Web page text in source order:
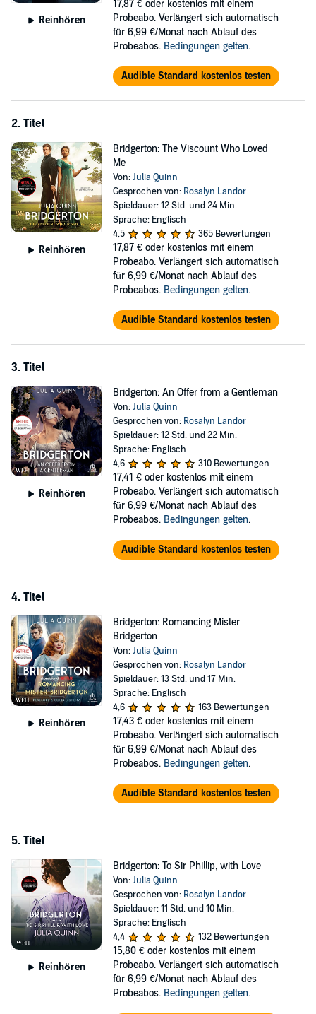
Reinhören
17,87 € oder kostenlos mit einem
Probeabo. Verlängert sich automatisch
für 6,99 €/Monat nach Ablauf des
Probeabos. Bedingungen gelten.
Audible Standard kostenlos testen
2. Titel
Reinhören
Bridgerton: The Viscount Who Loved
Me
Von:Julia Quinn
Gesprochen von: Rosalyn Landor
Spieldauer: 12 Std. und 24 Min.
Sprache: Englisch
4,5
365 Bewertungen
17,87 € oder kostenlos mit einem
Probeabo. Verlängert sich automatisch
für 6,99 €/Monat nach Ablauf des
Probeabos. Bedingungen gelten.
Audible Standard kostenlos testen
3. Titel
Reinhören
Bridgerton: An Offer from a Gentleman
Von:Julia Quinn
Gesprochen von: Rosalyn Landor
Spieldauer: 12 Std. und 22 Min.
Sprache: Englisch
4,6
310 Bewertungen
17,41 € oder kostenlos mit einem
Probeabo. Verlängert sich automatisch
für 6,99 €/Monat nach Ablauf des
Probeabos. Bedingungen gelten.
Audible Standard kostenlos testen
4. Titel
Reinhören
Bridgerton: Romancing Mister
Bridgerton
Von:Julia Quinn
Gesprochen von: Rosalyn Landor
Spieldauer: 13 Std. und 17 Min.
Sprache: Englisch
4,6
163 Bewertungen
17,43 € oder kostenlos mit einem
Probeabo. Verlängert sich automatisch
für 6,99 €/Monat nach Ablauf des
Probeabos. Bedingungen gelten.
Audible Standard kostenlos testen
5. Titel
Reinhören
Bridgerton: To Sir Phillip, with Love
Von:Julia Quinn
Gesprochen von: Rosalyn Landor
Spieldauer: 11 Std. und 10 Min.
Sprache: Englisch
4,4
132 Bewertungen
15,80 € oder kostenlos mit einem
Probeabo. Verlängert sich automatisch
für 6,99 €/Monat nach Ablauf des
Probeabos. Bedingungen gelten.